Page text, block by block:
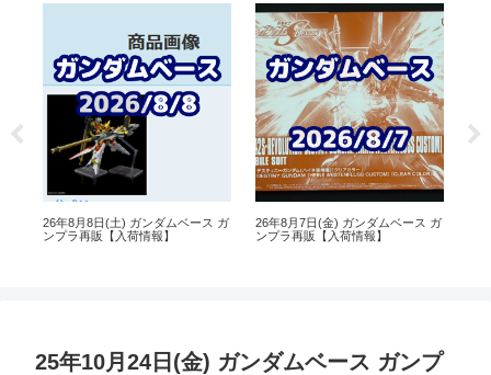
26年8月8日(土) ガンダムベース ガ
ンプラ再販【入荷情報】
26年8月7日(金) ガンダムベース ガ
ンプラ再販【入荷情報】
25年10月24日(金) ガンダムベース ガンプ